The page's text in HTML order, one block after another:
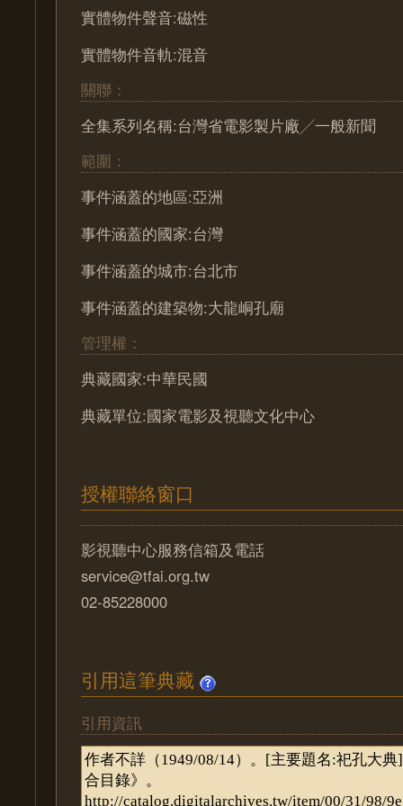
實體物件聲音:磁性
實體物件音軌:混音
關聯：
全集系列名稱:台灣省電影製片廠╱一般新聞
範圍：
事件涵蓋的地區:亞洲
事件涵蓋的國家:台灣
事件涵蓋的城市:台北市
事件涵蓋的建築物:大龍峒孔廟
管理權：
典藏國家:中華民國
典藏單位:國家電影及視聽文化中心
授權聯絡窗口
影視聽中心服務信箱及電話
service@tfai.org.tw
02-85228000
引用這筆典藏
引用資訊